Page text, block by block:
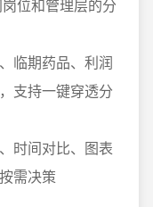
位和管理层的分
临期药品、利润
支持一键穿透分
时间对比、图表
需决策